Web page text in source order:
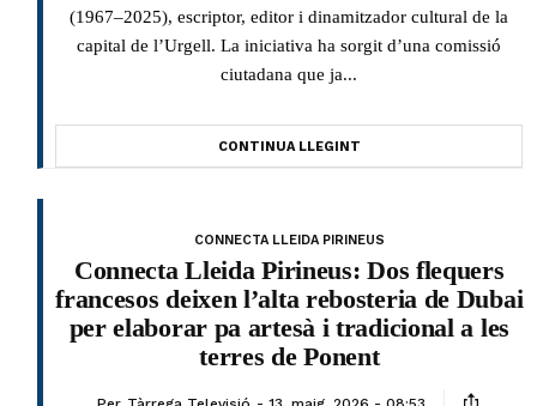
(1967–2025), escriptor, editor i dinamitzador cultural de la
capital de l’Urgell. La iniciativa ha sorgit d’una comissió
ciutadana que ja...
CONTINUA LLEGINT
CONNECTA LLEIDA PIRINEUS
Connecta Lleida Pirineus: Dos flequers
francesos deixen l’alta rebosteria de Dubai
per elaborar pa artesà i tradicional a les
terres de Ponent